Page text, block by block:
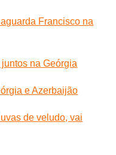
Francisco na
na Geórgia
e Azerbaijão
de veludo, vai